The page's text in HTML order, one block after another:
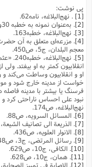
پی نوشت:
. نهج‌البلاغه، نامه62.
. به‌عنوان نمونه به خطبه 30و164 نهج‌البلاغه مراجعه شود.
. نهج‌البلاغه، خطبه163.
. مزرعه‌ای متعلق به آن
معجم البلدان، ج5، ص450.
.
انقلابیون کمتر به او بیفتد.
او و انقلابیون وساطت مى‌کند
خواست از مدینه خارج شود و
فرسنگ یا بیشتر با مدینه
نبود على احساس ناراحتى کرد و
نهج‌البلاغه، ص174.
. المسائل السرویه، ص88.
. الذریعة الی تصانیف الشیعة، ج4،
. الانوار العلویه، ص436.
. ‌رسائل المرتضی، ج3، ‌ص148.
. الکافی، ج10، ص629.
. همان، ج10، ص628.
. الإصابة فی تمییز الصحابة، ج4، ص483-